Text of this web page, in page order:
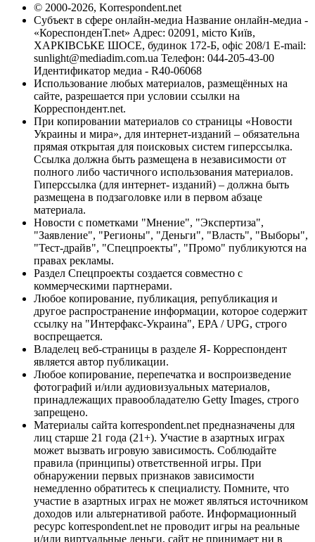
© 2000-2026, Korrespondent.net
Субъект в сфере онлайн-медиа Название онлайн-медиа -
«КореспонденТ.net» Адрес: 02091, місто Київ,
ХАРКІВСЬКЕ ШОСЕ, будинок 172-Б, офіс 208/1 E-mail:
sunlight@mediadim.com.ua Телефон: 044-205-43-00
Идентификатор медиа - R40-06068
Использование любых материалов, размещённых на
сайте, разрешается при условии ссылки на
Корреспондент.net.
При копировании материалов со страницы «Новости
Украины и мира», для интернет-изданий – обязательна
прямая открытая для поисковых систем гиперссылка.
Ссылка должна быть размещена в независимости от
полного либо частичного использования материалов.
Гиперссылка (для интернет- изданий) – должна быть
размещена в подзаголовке или в первом абзаце
материала.
Новости с пометками "Мнение", "Экспертиза",
"Заявление", "Регионы", "Деньги", "Власть", "Выборы",
"Тест-драйв", "Спецпроекты", "Промо" публикуются на
правах рекламы.
Раздел Спецпроекты создается совместно с
коммерческими партнерами.
Любое копирование, публикация, републикация и
другое распространение информации, которое содержит
ссылку на "Интерфакс-Украина", EPA / UPG, строго
воспрещается.
Владелец веб-страницы в разделе Я- Корреспондент
является автор публикации.
Любое копирование, перепечатка и воспроизведение
фотографий и/или аудиовизуальных материалов,
принадлежащих правообладателю Getty Images, строго
запрещено.
Материалы сайта korrespondent.net предназначены для
лиц старше 21 года (21+). Участие в азартных играх
может вызвать игровую зависимость. Соблюдайте
правила (принципы) ответственной игры. При
обнаружении первых признаков зависимости
немедленно обратитесь к специалисту. Помните, что
участие в азартных играх не может являться источником
доходов или альтернативой работе. Информационный
ресурс korrespondent.net не проводит игры на реальные
и/или виртуальные деньги, сайт не принимает ни в